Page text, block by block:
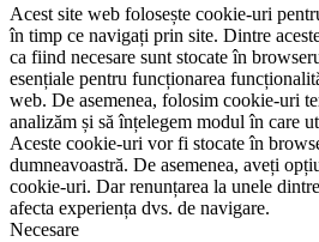
Acest site web folosește cookie-uri
în timp ce navigați prin site. Dintre
ca fiind necesare sunt stocate în
esențiale pentru funcționarea
web. De asemenea, folosim cookie-uri
analizăm și să înțelegem modul în care
Aceste cookie-uri vor fi stocate în
dumneavoastră. De asemenea, aveți
cookie-uri. Dar renunțarea la unele
afecta experiența dvs. de navigare.
Necesare